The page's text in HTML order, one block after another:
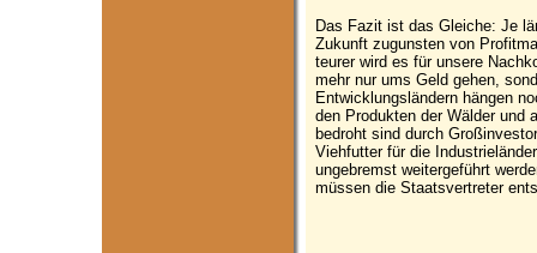
Das Fazit ist das Gleiche: Je
Zukunft zugunsten von
teurer wird es für unsere
mehr nur ums Geld gehen,
Entwicklungsländern hängen
den Produkten der Wälder und
bedroht sind durch
Viehfutter für die
ungebremst weitergeführt
müssen die Staatsvertreter